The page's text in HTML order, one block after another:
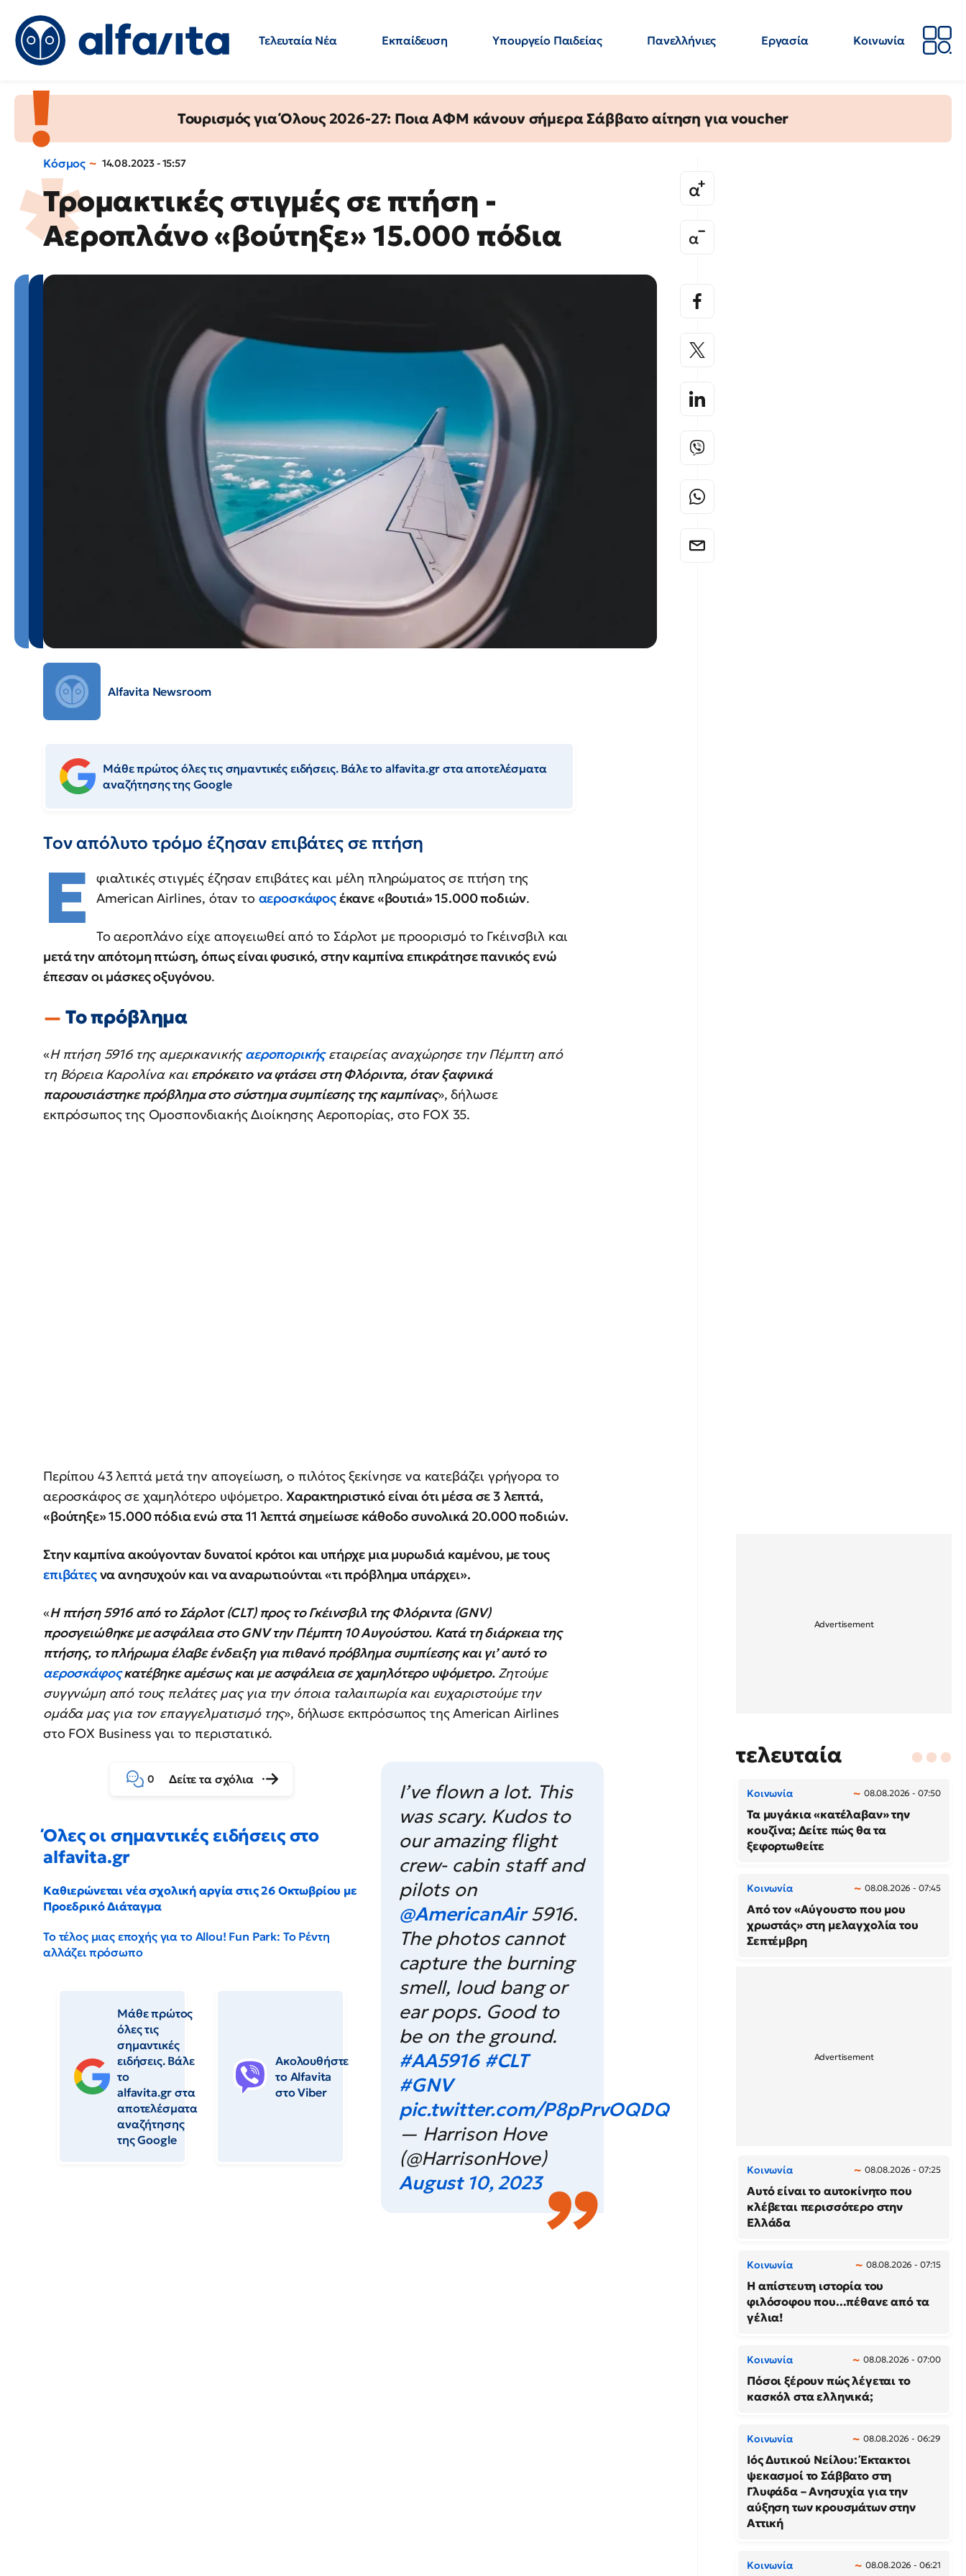
Τελευταία Νέα Εκπαίδευση Υπουργείο Παιδείας Πανελλήνιες Εργασία
Κοινωνία
Τουρισμός για Όλους 2026-27: Ποια ΑΦΜ κάνουν σήμερα Σάββατο αίτηση για voucher
Κόσμος 14.08.2023 - 15:57
Τρομακτικές στιγμές σε πτήση -
Αεροπλάνο «βούτηξε» 15.000 πόδια
Alfavita Newsroom
Μάθε πρώτος όλες τις σημαντικές ειδήσεις. Βάλε το alfavita.gr στα αποτελέσματα
αναζήτησης της Google
Τον απόλυτο τρόμο έζησαν επιβάτες σε πτήση
Ε
φιαλτικές στιγμές έζησαν επιβάτες και μέλη πληρώματος σε πτήση της
American Airlines, όταν το αεροσκάφοςέκανε «βουτιά» 15.000 ποδιών.
Το αεροπλάνο είχε απογειωθεί από το Σάρλοτ με προορισμό το Γκέινσβιλ και
μετά την απότομη πτώση, όπως είναι φυσικό, στην καμπίνα επικράτησε πανικός ενώ
έπεσαν οι μάσκες οξυγόνου.
Το πρόβλημα
«Η πτήση 5916 της αμερικανικήςαεροπορικήςεταιρείας αναχώρησε την Πέμπτη από
τη Βόρεια Καρολίνα και επρόκειτο να φτάσει στη Φλόριντα, όταν ξαφνικά
παρουσιάστηκε πρόβλημα στο σύστημα συμπίεσης της καμπίνας», δήλωσε
εκπρόσωπος της Ομοσπονδιακής Διοίκησης Αεροπορίας, στο FOX 35.
Περίπου 43 λεπτά μετά την απογείωση, ο πιλότος ξεκίνησε να κατεβάζει γρήγορα το
αεροσκάφος σε χαμηλότερο υψόμετρο.Χαρακτηριστικό είναι ότι μέσα σε 3 λεπτά,
«βούτηξε» 15.000 πόδια ενώ στα 11 λεπτά σημείωσε κάθοδο συνολικά 20.000 ποδιών.
Στην καμπίνα ακούγονταν δυνατοί κρότοι και υπήρχε μια μυρωδιά καμένου, με τους
επιβάτεςνα ανησυχούν και να αναρωτιούνται «τι πρόβλημα υπάρχει».
«Η πτήση 5916 από το Σάρλοτ (CLT) προς το Γκέινσβιλ της Φλόριντα (GNV)
προσγειώθηκε με ασφάλεια στο GNV την Πέμπτη 10 Αυγούστου. Κατά τη διάρκεια της
πτήσης, το πλήρωμα έλαβε ένδειξη για πιθανό πρόβλημα συμπίεσης και γι’ αυτό το
αεροσκάφοςκατέβηκε αμέσως και με ασφάλεια σε χαμηλότερο υψόμετρο.Ζητούμε
συγγνώμη από τους πελάτες μας για την όποια ταλαιπωρία και ευχαριστούμε την
ομάδα μας για τον επαγγελματισμό της», δήλωσε εκπρόσωπος της American Airlines
στο FOX Business γαι το περιστατικό.
I’ve flown a lot. This
was scary. Kudos to
our amazing flight
crew- cabin staff and
pilots on
@AmericanAir5916.
The photos cannot
capture the burning
smell, loud bang or
ear pops. Good to
be on the ground.
#AA5916 #CLT
#GNV
pic.twitter.com/P8pPrvOQDQ
— Harrison Hove
(@HarrisonHove)
August 10, 2023
0 Δείτε τα σχόλια
Όλες οι σημαντικές ειδήσεις στο
alfavita.gr
Καθιερώνεται νέα σχολική αργία στις 26 Οκτωβρίου με
Προεδρικό Διάταγμα
Το τέλος μιας εποχής για το Allou! Fun Park: Το Ρέντη
αλλάζει πρόσωπο
Μάθε πρώτος
όλες τις
σημαντικές
ειδήσεις. Βάλε
το
alfavita.gr στα
αποτελέσματα
αναζήτησης
της Google
Ακολουθήστε
το Αlfavita
στο Viber
τελευταία
Κοινωνία 08.08.2026 - 07:50
Τα μυγάκια «κατέλαβαν» την
κουζίνα; Δείτε πώς θα τα
ξεφορτωθείτε
Κοινωνία 08.08.2026 - 07:45
Από τον «Αύγουστο που μου
χρωστάς» στη μελαγχολία του
Σεπτέμβρη
Κοινωνία 08.08.2026 - 07:25
Αυτό είναι το αυτοκίνητο που
κλέβεται περισσότερο στην
Ελλάδα
Κοινωνία 08.08.2026 - 07:15
Η απίστευτη ιστορία του
φιλόσοφου που...πέθανε από τα
γέλια!
Κοινωνία 08.08.2026 - 07:00
Πόσοι ξέρουν πώς λέγεται το
κασκόλ στα ελληνικά;
Κοινωνία 08.08.2026 - 06:29
Ιός Δυτικού Νείλου: Έκτακτοι
ψεκασμοί το Σάββατο στη
Γλυφάδα – Ανησυχία για την
αύξηση των κρουσμάτων στην
Αττική
Κοινωνία 08.08.2026 - 06:21